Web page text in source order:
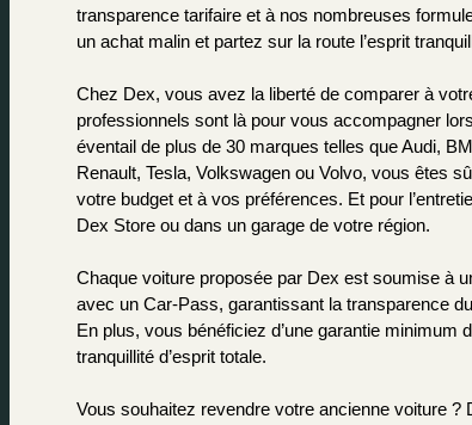
transparence tarifaire et à nos nombreuses
un achat malin et partez sur la route l’esprit
Chez Dex, vous avez la liberté de comparer à
professionnels sont là pour vous accompagner
éventail de plus de 30 marques telles que Audi,
Renault, Tesla, Volkswagen ou Volvo, vous êtes
votre budget et à vos préférences. Et pour
Dex Store ou dans un garage de votre région.
Chaque voiture proposée par Dex est soumise à
avec un Car-Pass, garantissant la transparence
En plus, vous bénéficiez d’une garantie minimum
tranquillité d’esprit totale.
Vous souhaitez revendre votre ancienne voiture ?